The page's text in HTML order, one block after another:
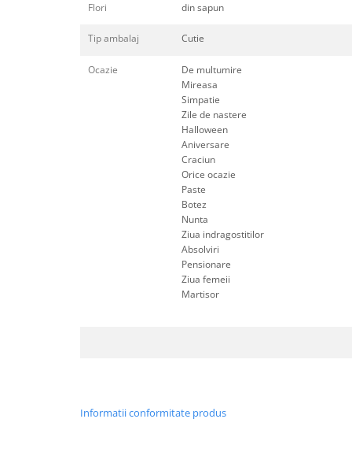
Flori
din sapun
Tip ambalaj Cutie
Ocazie
De multumire
Mireasa
Simpatie
Zile de nastere
Halloween
Aniversare
Craciun
Orice ocazie
Paste
Botez
Nunta
Ziua indragostitilor
Absolviri
Pensionare
Ziua femeii
Martisor
Informatii conformitate produs